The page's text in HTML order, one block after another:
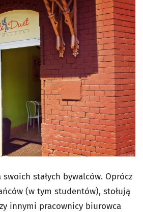
stałych bywalców. Oprócz
(w tym studentów), stołują
innymi pracownicy biurowca